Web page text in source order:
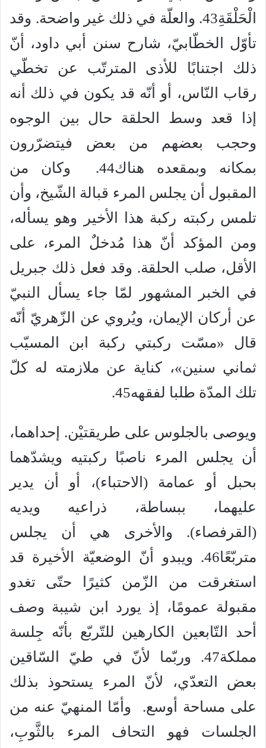
الْحَلْقَةِ43. والعلّة في ذلك غير واضحة. وقد
تأوّل الخطّابيّ، شارح سنن أبي داود، أنّ
ذلك اجتنابًا للأذى المترتّب عن تخطّي
رقاب النّاس، أو أنّه قد يكون في ذلك أنه
إذا قعد وسط الحلقة حال بين الوجوه
وحجب بعضهم من بعض فيتضرّرون
بمكانه وبمقعده هناك44. وكان من
المقبول أن يجلس المرء قبالة الشّيخ، وأن
تلمس ركبته ركبة هذا الأخير وهو يسأله،
ومن المؤكد أنّ هذا مُدخلٌ المرء، على
الأقل، صلب الحلقة. وقد فعل ذلك جبريل
في الخبر المشهور لمّا جاء يسأل النبيّ
عن أركان الإيمان، ويُروي عن الزّهريّ أنّه
قال «مسّت ركبتي ركبة ابن المسيّب
ثماني سنين»، كناية عن ملازمته له كلّ
تلك المدّة طلبا لفقهه45.
ويوصى بالجلوس على طريقتيْن. إحداهما،
أن يجلس المرء ناصبًا ركبتيه ويشدّهما
بحبل أو عمامة (الاحتباء)، أو أن يدير
عليهما، ببساطة، ذراعيه ويديه
(القرفصاء). والأخرى هي أن يجلس
متربّعًا46. ويبدو أنّ الوضعيّة الأخيرة قد
استغرقت من الزّمن كثيرًا حتّى تغدو
مقبولة عمومًا، إذ يورد ابن شيبة وصف
أحد التّابعين الكارهين للتّربّع بأنّه جِلسة
مملكة47. وربّما لأنّ في طيّ السّاقين
بعض التعدّي، لأنّ المرء يستحوذ بذلك
على مساحة أوسع. وأمّا المنهيّ عنه من
الجلسات فهو التحاف المرء بالثَّوبِ،